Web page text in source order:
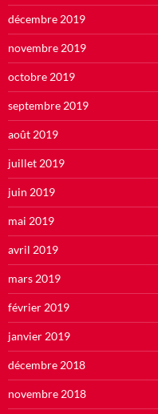
décembre 2019
novembre 2019
octobre 2019
septembre 2019
août 2019
juillet 2019
juin 2019
mai 2019
avril 2019
mars 2019
février 2019
janvier 2019
décembre 2018
novembre 2018